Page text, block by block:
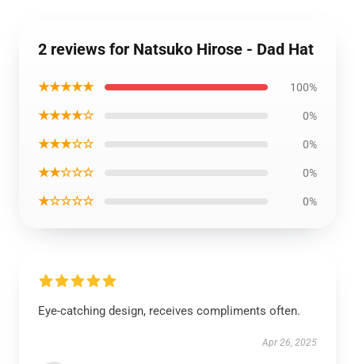
2 reviews for Natsuko Hirose - Dad Hat
★★★★★ 100%
★★★★☆ 0%
★★★☆☆ 0%
★★☆☆☆ 0%
★☆☆☆☆ 0%
Eye-catching design, receives compliments often.
Apr 26, 2025